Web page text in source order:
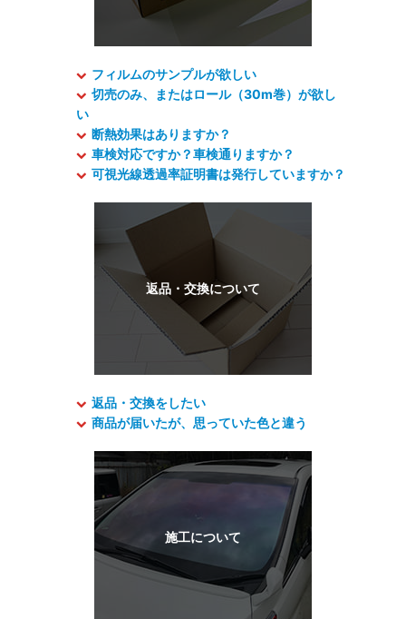
フィルムのサンプルが欲しい
切売のみ、またはロール（30m巻）が欲し
い
断熱効果はありますか？
車検対応ですか？車検通りますか？
可視光線透過率証明書は発行していますか？
返品・交換をしたい
商品が届いたが、思っていた色と違う